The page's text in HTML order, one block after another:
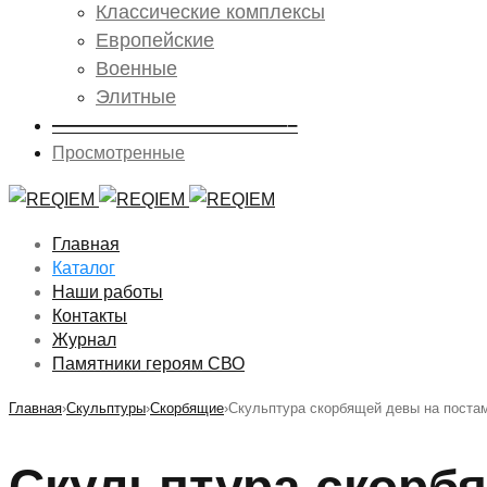
Классические комплексы
Европейские
Военные
Элитные
————————————–
Просмотренные
Главная
Каталог
Наши работы
Контакты
Журнал
Памятники героям СВО
Главная›Скульптуры›Скорбящие›Скульптура скорбящей девы на